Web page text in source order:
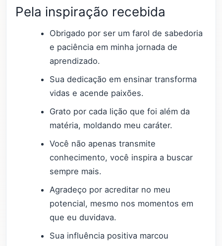
Pela inspiração recebida
Obrigado por ser um farol de sabedoria
e paciência em minha jornada de
aprendizado.
Sua dedicação em ensinar transforma
vidas e acende paixões.
Grato por cada lição que foi além da
matéria, moldando meu caráter.
Você não apenas transmite
conhecimento, você inspira a buscar
sempre mais.
Agradeço por acreditar no meu
potencial, mesmo nos momentos em
que eu duvidava.
Sua influência positiva marcou